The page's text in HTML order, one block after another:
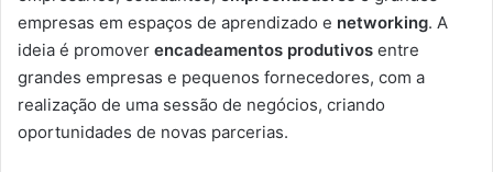
empresas em espaços de aprendizado e networking. A
ideia é promover encadeamentos produtivos entre
grandes empresas e pequenos fornecedores, com a
realização de uma sessão de negócios, criando
oportunidades de novas parcerias.